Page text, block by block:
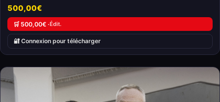
500,00€
🛒 500,00€ ·Édit.
🔐 Connexion pour télécharger